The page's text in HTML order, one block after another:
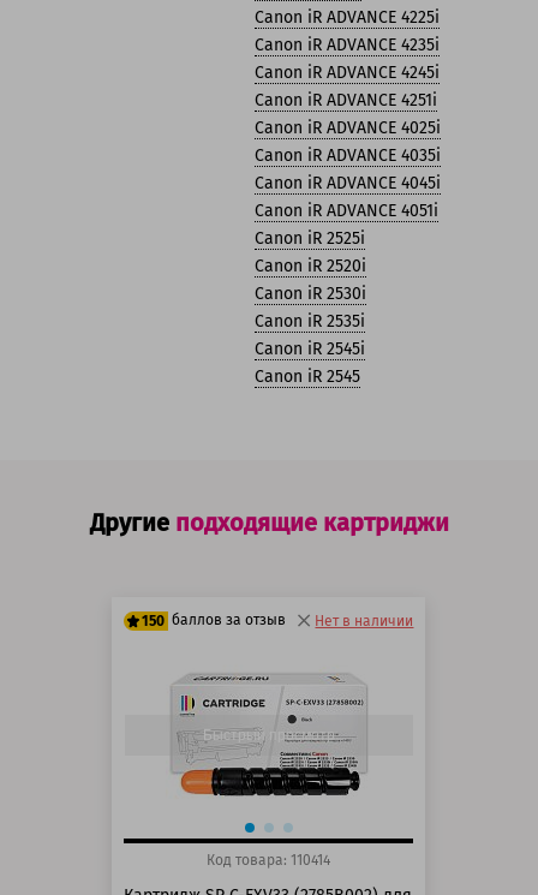
Canon iR ADVANCE 4225i
Canon iR ADVANCE 4235i
Canon iR ADVANCE 4245i
Canon iR ADVANCE 4251i
Canon iR ADVANCE 4025i
Canon iR ADVANCE 4035i
Canon iR ADVANCE 4045i
Canon iR ADVANCE 4051i
Canon iR 2525i
Canon iR 2520i
Canon iR 2530i
Canon iR 2535i
Canon iR 2545i
Canon iR 2545
Другие подходящие картриджи
150 баллов за отзыв
125 баллов
150 баллов
Нет в наличии
Быстрый просмотр
Код товара: 110414